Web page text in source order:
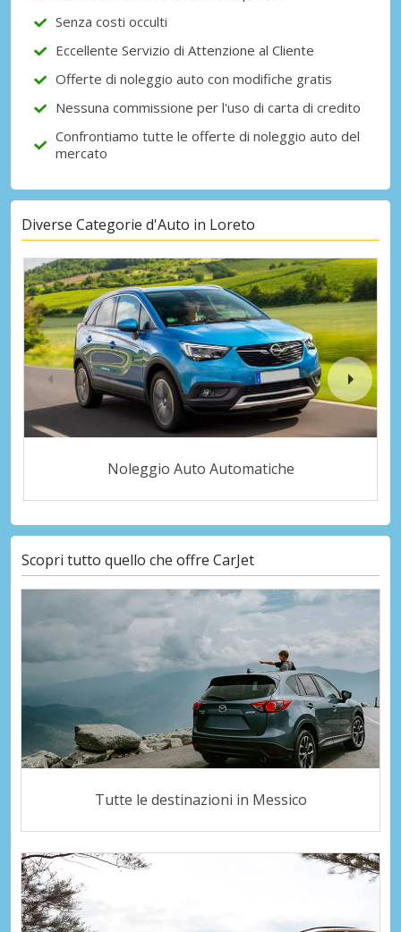
Senza costi occulti
Eccellente Servizio di Attenzione al Cliente
Offerte di noleggio auto con modifiche gratis
Nessuna commissione per l'uso di carta di credito
Confrontiamo tutte le offerte di noleggio auto del
mercato
Diverse Categorie d'Auto in Loreto
Noleggio Auto Automatiche
Scopri tutto quello che offre CarJet
Tutte le destinazioni in Messico